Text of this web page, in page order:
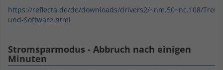
https://reflecta.de/de/downloads/drivers2/~nm.50~nc.108/
und-Software.html
Stromsparmodus - Abbruch nach einigen
Minuten